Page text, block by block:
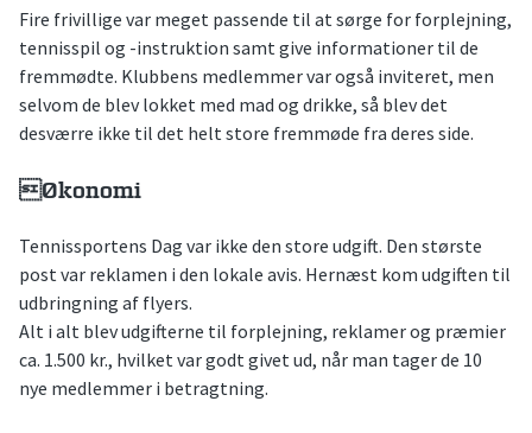
Fire frivillige var meget passende til at sørge for forplejning,
tennisspil og -instruktion samt give informationer til de
fremmødte. Klubbens medlemmer var også inviteret, men
selvom de blev lokket med mad og drikke, så blev det
desværre ikke til det helt store fremmøde fra deres side.
Økonomi
Tennissportens Dag var ikke den store udgift. Den største
post var reklamen i den lokale avis. Hernæst kom udgiften til
udbringning af flyers.
Alt i alt blev udgifterne til forplejning, reklamer og præmier
ca. 1.500 kr., hvilket var godt givet ud, når man tager de 10
nye medlemmer i betragtning.